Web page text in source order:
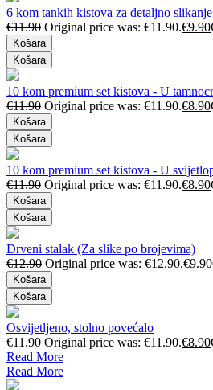
6 kom tankih kistova za detaljno slikanje
€11.90 Original price was: €11.90.€9.90
Košara
Košara
10 kom premium set kistova - U
€11.90 Original price was: €11.90.€8.90
Košara
Košara
10 kom premium set kistova - U
€11.90 Original price was: €11.90.€8.90
Košara
Košara
Drveni stalak (Za slike po brojevima)
€12.90 Original price was: €12.90.€9.90
Košara
Košara
Osvijetljeno, stolno povećalo
€11.90 Original price was: €11.90.€8.90
Read More
Read More